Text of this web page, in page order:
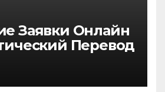
Заявки Онлайн
Перевод
Счёт.